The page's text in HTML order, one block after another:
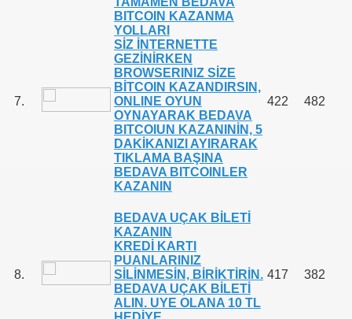
7.
BITCOIN KAZANMA
YOLLARI
SİZ İNTERNETTE
GEZİNİRKEN
BROWSERINIZ SİZE
BİTCOIN KAZANDIRSIN,
ONLINE OYUN
OYNAYARAK BEDAVA
BITCOIUN KAZANINİN, 5
DAKİKANIZI AYIRARAK
TIKLAMA BAŞINA
BEDAVA BITCOINLER
KAZANIN
422 482
8.
BEDAVA UÇAK BİLETİ
KAZANIN
KREDİ KARTI
PUANLARINIZ
SİLİNMESİN, BİRİKTİRİN.
BEDAVA UÇAK BİLETİ
ALIN. UYE OLANA 10 TL
417 382